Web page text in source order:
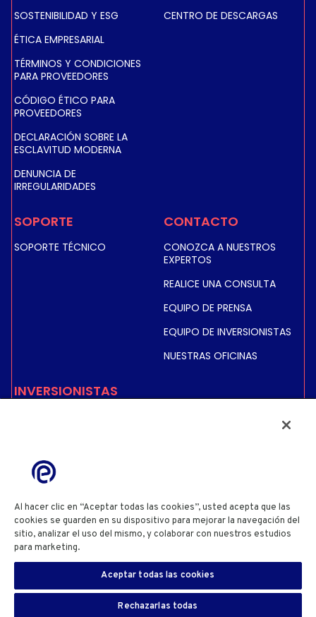
ES
SOSTENIBILIDAD Y ESG
ÉTICA EMPRESARIAL
TÉRMINOS Y CONDICIONES
PARA PROVEEDORES
CÓDIGO ÉTICO PARA
PROVEEDORES
DECLARACIÓN SOBRE LA
ESCLAVITUD MODERNA
DENUNCIA DE
IRREGULARIDADES
CENTRO DE DESCARGAS
SOPORTE
SOPORTE TÉCNICO
CONTACTO
CONOZCA A NUESTROS
EXPERTOS
REALICE UNA CONSULTA
EQUIPO DE PRENSA
EQUIPO DE INVERSIONISTAS
NUESTRAS OFICINAS
INVERSIONISTAS
INFORMACIÓN REGULADA
ACCIONISTAS
POLÍTICA DE PRIVACIDAD
POLÍTICA DE COOKIES
CONFIGURACIÓN DE COOKIES
TÉRMINOS Y CONDICIONES DE USO DEL SITIO WEB
INFORMACIÓN DEL SITIO WEB
DIVULGACIÓN DE INFORMACIÓN SOBRE SEGURIDAD
Al hacer clic en “Aceptar todas las cookies”, usted acepta que las
cookies se guarden en su dispositivo para mejorar la navegación del
sitio, analizar el uso del mismo, y colaborar con nuestros estudios
para marketing.
Aceptar todas las cookies
Rechazarlas todas